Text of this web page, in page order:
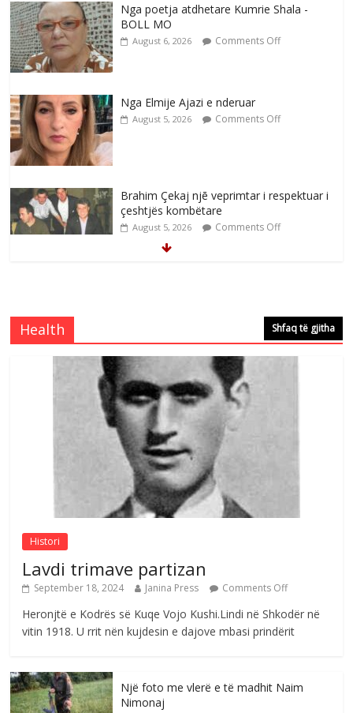
Nga poetja atdhetare Kumrie Shala -
BOLL MO
August 6, 2026 Comments Off
Nga Elmije Ajazi e nderuar
August 5, 2026 Comments Off
Brahim Çekaj njē veprimtar i respektuar i
çeshtjës kombëtare
August 5, 2026 Comments Off
e invalidëve në Fushë Kosovë
Comments Off
Çlirimtari Agron Gërvalla me takime pune
në atdhe të shoqerisë Levizja
August 3, 2026 Comments Off
Postim me vlera nga artistja e mirëfilltë
Mimoza Gjoni
August 6, 2026 Comments Off
Health Shfaq të gjitha
Histori
Lavdi trimave partizan
September 18, 2024 Janina Press Comments Off
Heronjtë e Kodrës së Kuqe Vojo Kushi.Lindi në Shkodër në
vitin 1918. U rrit nën kujdesin e dajove mbasi prindërit
Një foto me vlerë e të madhit Naim
Nimonaj